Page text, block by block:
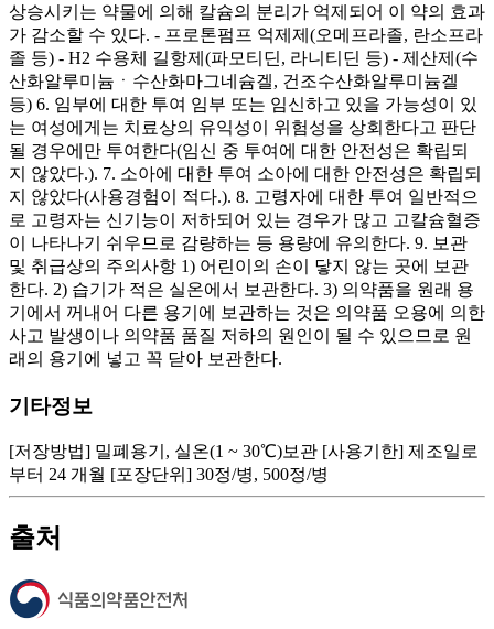
상승시키는 약물에 의해 칼슘의 분리가 억제되어 이 약의 효과
가 감소할 수 있다. - 프로톤펌프 억제제(오메프라졸, 란소프라
졸 등) - H2 수용체 길항제(파모티딘, 라니티딘 등) - 제산제(수
산화알루미늄ㆍ수산화마그네슘겔, 건조수산화알루미늄겔
등) 6. 임부에 대한 투여 임부 또는 임신하고 있을 가능성이 있
는 여성에게는 치료상의 유익성이 위험성을 상회한다고 판단
될 경우에만 투여한다(임신 중 투여에 대한 안전성은 확립되
지 않았다.). 7. 소아에 대한 투여 소아에 대한 안전성은 확립되
지 않았다(사용경험이 적다.). 8. 고령자에 대한 투여 일반적으
로 고령자는 신기능이 저하되어 있는 경우가 많고 고칼슘혈증
이 나타나기 쉬우므로 감량하는 등 용량에 유의한다. 9. 보관
및 취급상의 주의사항 1) 어린이의 손이 닿지 않는 곳에 보관
한다. 2) 습기가 적은 실온에서 보관한다. 3) 의약품을 원래 용
기에서 꺼내어 다른 용기에 보관하는 것은 의약품 오용에 의한
사고 발생이나 의약품 품질 저하의 원인이 될 수 있으므로 원
래의 용기에 넣고 꼭 닫아 보관한다.
기타정보
[저장방법] 밀폐용기, 실온(1 ~ 30℃)보관 [사용기한] 제조일로
부터 24 개월 [포장단위] 30정/병, 500정/병
출처